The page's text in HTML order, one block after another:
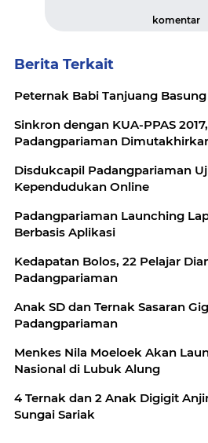
komentar
Berita Terkait
Peternak Babi Tanjuang
Sinkron dengan KUA-PPAS
Padangpariaman
Disdukcapil Padangpariaman
Kependudukan Online
Padangpariaman Launching
Berbasis Aplikasi
Kedapatan Bolos, 22 Pelajar
Padangpariaman
Anak SD dan Ternak Sasaran
Padangpariaman
Menkes Nila Moeloek Akan
Nasional di Lubuk Alung
4 Ternak dan 2 Anak Digigit
Sungai Sariak